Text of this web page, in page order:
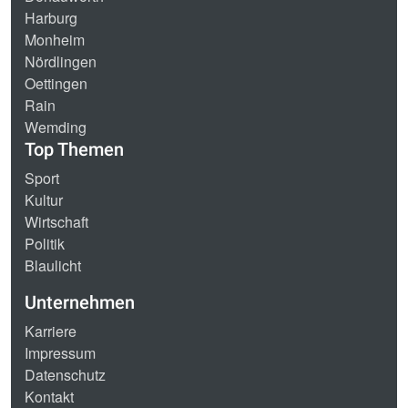
Harburg
Monheim
Nördlingen
Oettingen
Rain
Wemding
Top Themen
Sport
Kultur
Wirtschaft
Politik
Blaulicht
Unternehmen
Karriere
Impressum
Datenschutz
Kontakt